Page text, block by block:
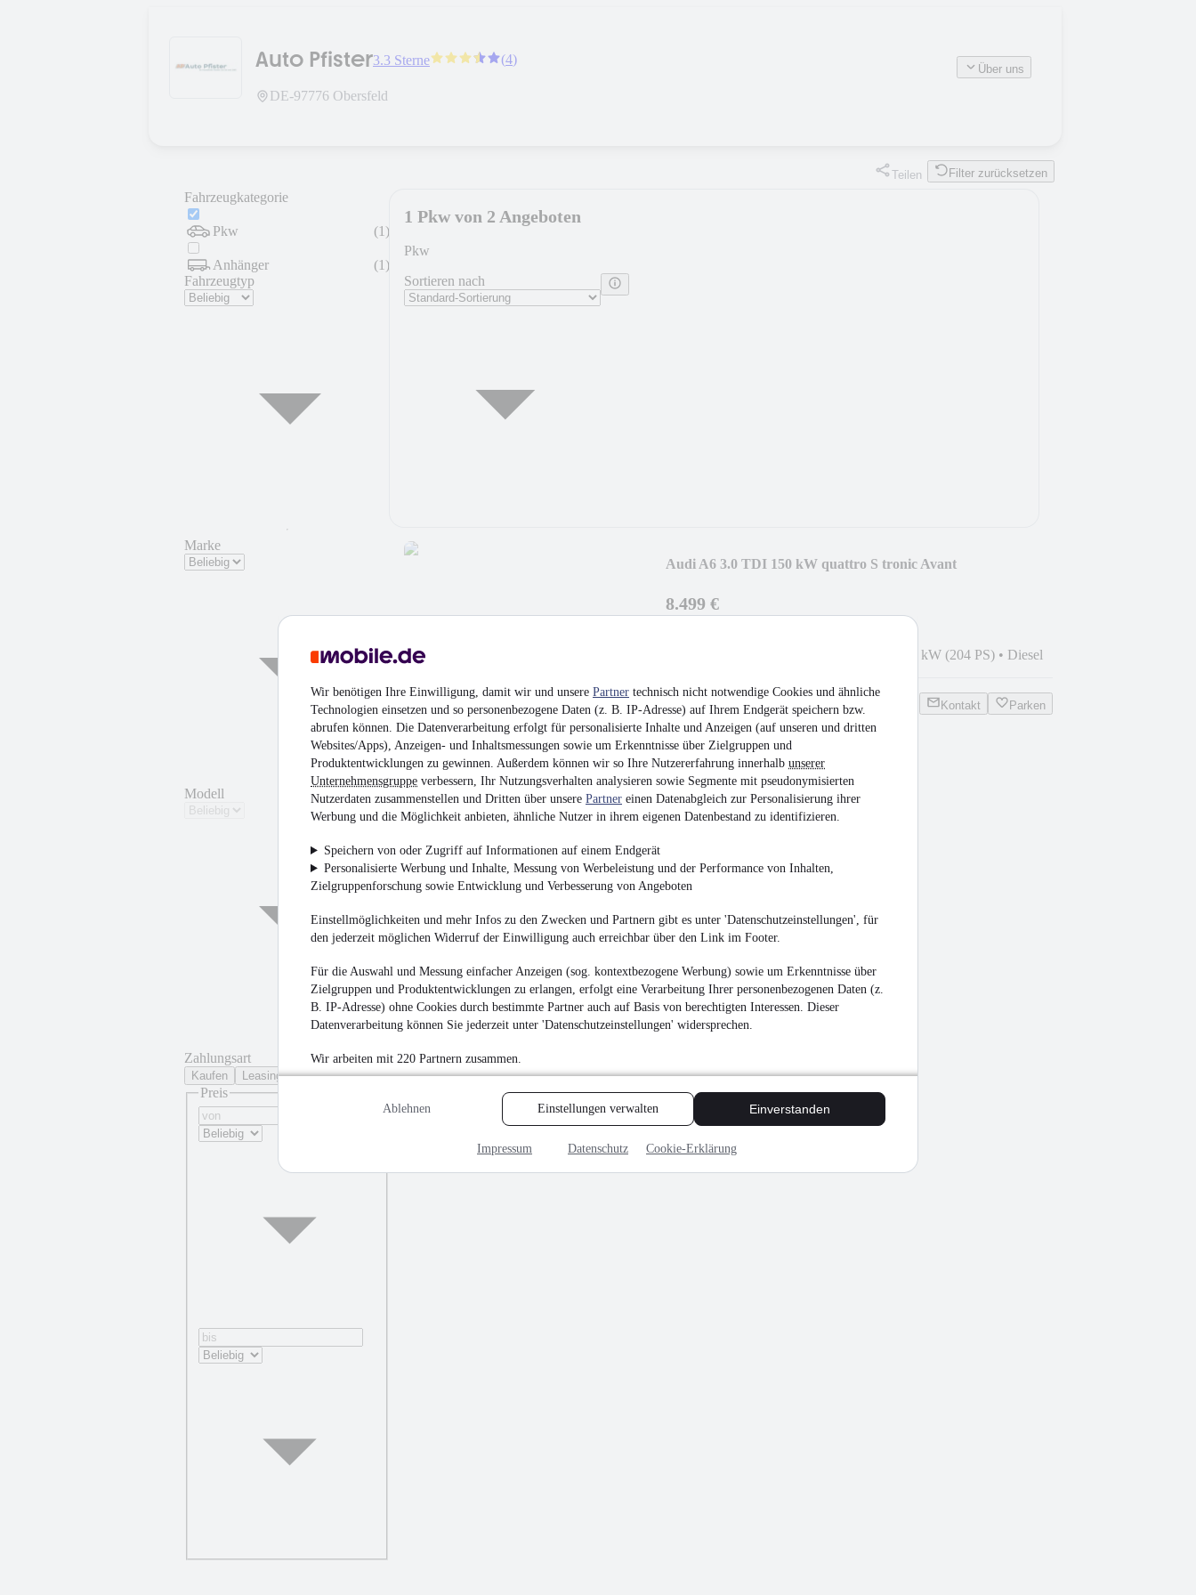
Wir benötigen Ihre Einwilligung, damit wir und unsere Partner technisch nicht notwendige Cookies und ähnliche
Technologien einsetzen und so personenbezogene Daten (z. B. IP-Adresse) auf Ihrem Endgerät speichern bzw.
abrufen können. Die Datenverarbeitung erfolgt für personalisierte Inhalte und Anzeigen (auf unseren und dritten
Websites/Apps), Anzeigen- und Inhaltsmessungen sowie um Erkenntnisse über Zielgruppen und
Produktentwicklungen zu gewinnen. Außerdem können wir so Ihre Nutzererfahrung innerhalb unserer
Unternehmensgruppe verbessern, Ihr Nutzungsverhalten analysieren sowie Segmente mit pseudonymisierten
Nutzerdaten zusammenstellen und Dritten über unsere Partner einen Datenabgleich zur Personalisierung ihrer
Werbung und die Möglichkeit anbieten, ähnliche Nutzer in ihrem eigenen Datenbestand zu identifizieren.
Speichern von oder Zugriff auf Informationen auf einem Endgerät
Personalisierte Werbung und Inhalte, Messung von Werbeleistung und der Performance von Inhalten,
Zielgruppenforschung sowie Entwicklung und Verbesserung von Angeboten
Einstellmöglichkeiten und mehr Infos zu den Zwecken und Partnern gibt es unter 'Datenschutzeinstellungen', für
den jederzeit möglichen Widerruf der Einwilligung auch erreichbar über den Link im Footer.
Für die Auswahl und Messung einfacher Anzeigen (sog. kontextbezogene Werbung) sowie um Erkenntnisse über
Zielgruppen und Produktentwicklungen zu erlangen, erfolgt eine Verarbeitung Ihrer personenbezogenen Daten (z.
B. IP-Adresse) ohne Cookies durch bestimmte Partner auch auf Basis von berechtigten Interessen. Dieser
Datenverarbeitung können Sie jederzeit unter 'Datenschutzeinstellungen' widersprechen.
Wir arbeiten mit 220 Partnern zusammen.
Ablehnen Einstellungen verwalten Einverstanden
Impressum Datenschutz Cookie-Erklärung
Auto Pfister3.3 Sterne (4)
DE-97776 Obersfeld
Über uns
Teilen Filter zurücksetzen
Fahrzeugkategorie
Pkw (1)
Anhänger (1)
Fahrzeugtyp
Marke
Modell
Zahlungsart
Kaufen Leasing
Preis
1 Pkw von 2 Angeboten
Pkw
Sortieren nach
Audi A6 3.0 TDI 150 kW quattro S tronic Avant
8.499 €
150 kW (204 PS) • Diesel
Kontakt Parken
¹ MwSt. ausweisbar